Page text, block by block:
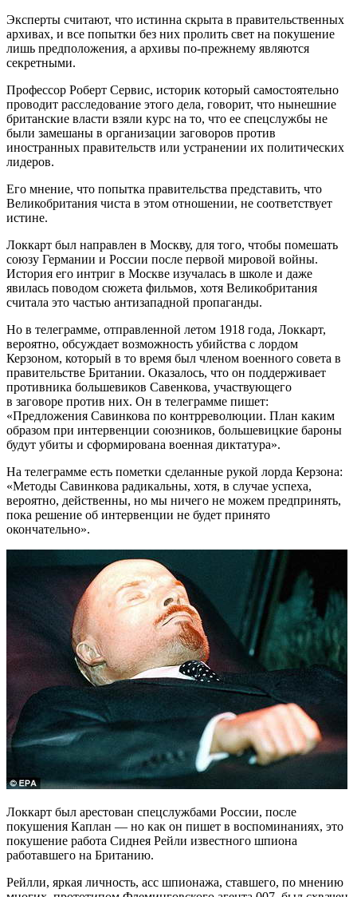
Эксперты считают, что истинна скрыта в правительственных
архивах, и все попытки без них пролить свет на покушение
лишь предположения, а архивы по-прежнему являются
секретными.
Профессор Роберт Сервис, историк который самостоятельно
проводит расследование этого дела, говорит, что нынешние
британские власти взяли курс на то, что ее спецслужбы не
были замешаны в организации заговоров против
иностранных правительств или устранении их политических
лидеров.
Его мнение, что попытка правительства представить, что
Великобритания чиста в этом отношении, не соответствует
истине.
Локкарт был направлен в Москву, для того, чтобы помешать
союзу Германии и России после первой мировой войны.
История его интриг в Москве изучалась в школе и даже
явилась поводом сюжета фильмов, хотя Великобритания
считала это частью антизападной пропаганды.
Но в телеграмме, отправленной летом 1918 года, Локкарт,
вероятно, обсуждает возможность убийства с лордом
Керзоном, который в то время был членом военного совета в
правительстве Британии. Оказалось, что он поддерживает
противника большевиков Савенкова, участвующего
в заговоре против них. Он в телеграмме пишет:
«Предложения Савинкова по контрреволюции. План каким
образом при интервенции союзников, большевицкие бароны
будут убиты и сформирована военная диктатура».
На телеграмме есть пометки сделанные рукой лорда Керзона:
«Методы Савинкова радикальны, хотя, в случае успеха,
вероятно, действенны, но мы ничего не можем предпринять,
пока решение об интервенции не будет принято
окончательно».
Локкарт был арестован спецслужбами России, после
покушения Каплан — но как он пишет в воспоминаниях, это
покушение работа Сиднея Рейли известного шпиона
работавшего на Британию.
Рейлли, яркая личность, асс шпионажа, ставшего, по мнению